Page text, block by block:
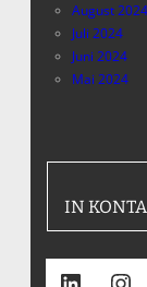
August 2024
Juli 2024
Juni 2024
Mai 2024
IN